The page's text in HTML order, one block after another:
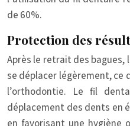
de 60%.
Protection des
Après le retrait des
se déplacer légèrement,
l’orthodontie. Le fil
déplacement des dents en
en favorisant une hygiène